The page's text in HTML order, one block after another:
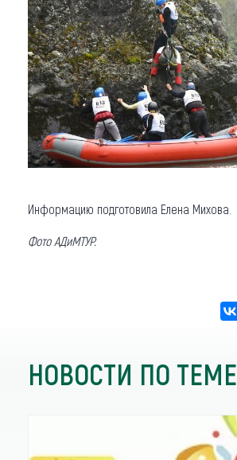
Информацию подготовила Елена Михова.
Фото АДиМТУР.
НОВОСТИ ПО ТЕМЕ